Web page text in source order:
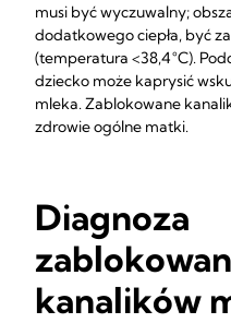
musi być wyczuwalny;
dodatkowego ciepła, być
(temperatura <38,4 °C).
dziecko może kaprysić
mleka. Zablokowane
zdrowie ogólne matki.
Diagnoza
kanalików